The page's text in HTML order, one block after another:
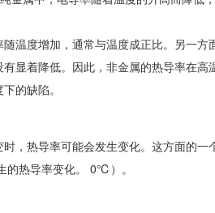
温度增加，通常与温度成正比。另一
显着降低。因此，非金属的热导率在
的缺陷。
，热导率可能会发生变化。这方面的
的热导率变化。 0℃）。